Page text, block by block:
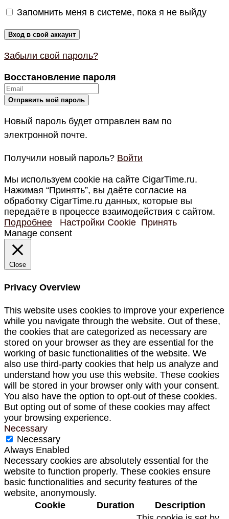
Запомнить меня в системе, пока я не выйду
Забыли свой пароль?
Восстановление пароля
Новый пароль будет отправлен вам по
электронной почте.
Получили новый пароль? Войти
Мы используем cookie на сайте CigarTime.ru.
Нажимая “Принять”, вы даёте согласие на
обработку CigarTime.ru данных, которые вы
передаёте в процессе взаимодействия с сайтом.
Подробнее
Настройки Cookie Принять
Manage consent
Close
Privacy Overview
This website uses cookies to improve your experience
while you navigate through the website. Out of these,
the cookies that are categorized as necessary are
stored on your browser as they are essential for the
working of basic functionalities of the website. We
also use third-party cookies that help us analyze and
understand how you use this website. These cookies
will be stored in your browser only with your consent.
You also have the option to opt-out of these cookies.
But opting out of some of these cookies may affect
your browsing experience.
Necessary
Necessary
Always Enabled
Necessary cookies are absolutely essential for the
website to function properly. These cookies ensure
basic functionalities and security features of the
website, anonymously.
Cookie
Duration
Description